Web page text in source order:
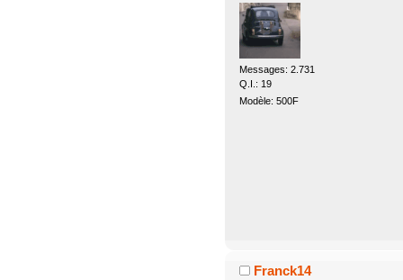
Messages: 2.731
Q.I.: 19
Modèle: 500F
Franck14